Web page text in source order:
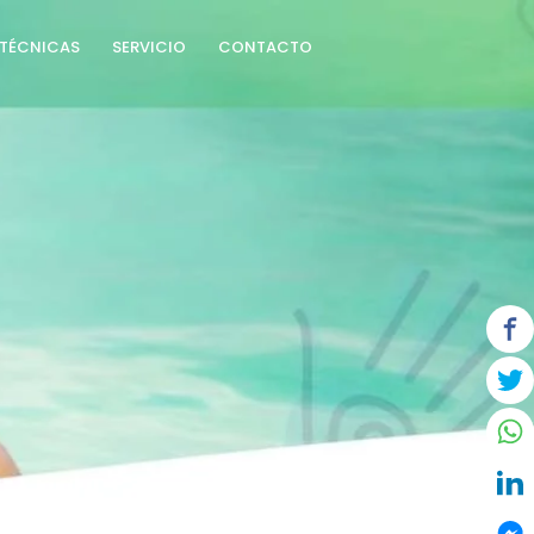
TÉCNICAS SERVICIO CONTACTO